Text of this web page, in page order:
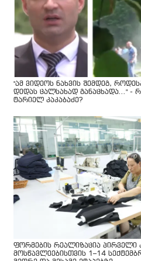
"ამ ვიდეოს ნახვის შემდეგ,
დედას ცალსახად განაცხადა..." -
ტარიელ კაკაბაძე?
ფორმების რეალიზაცია პირველი
მოსწავლეებისთვის 1–14